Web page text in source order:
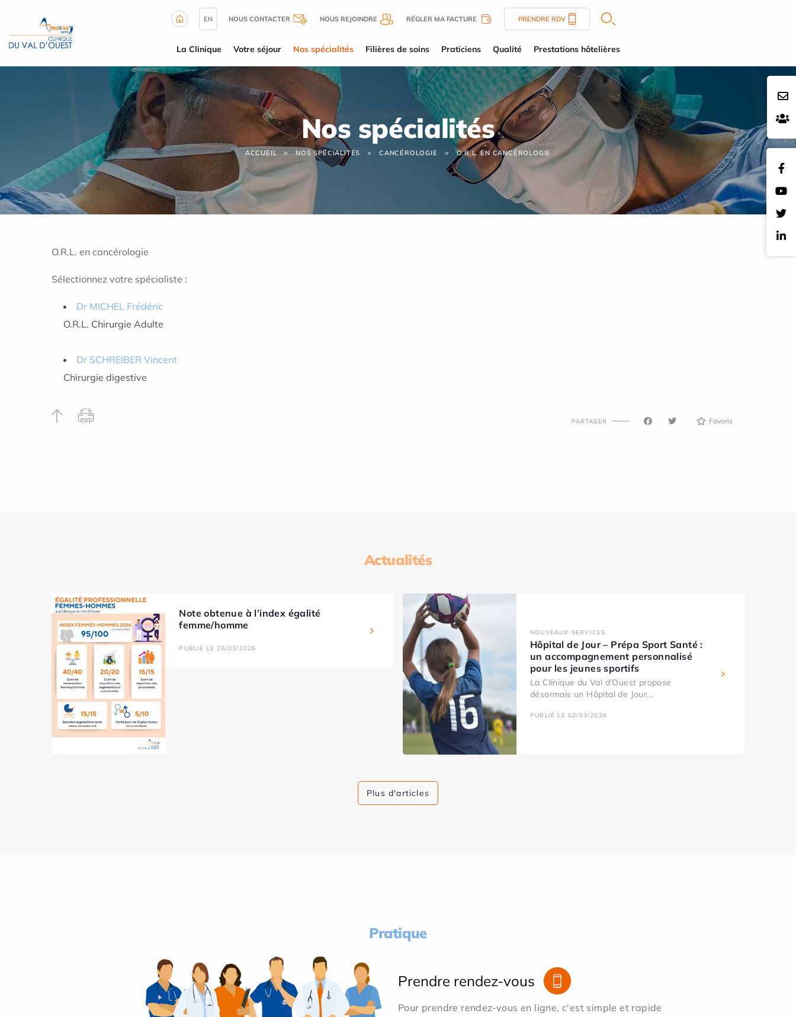
EN NOUS CONTACTER NOUS REJOINDRE RÉGLER MA FACTURE PRENDRE RDV
La Clinique Votre séjour Nos spécialités Filières de soins Praticiens Qualité Prestations hôtelières
Nos spécialités
ACCUEIL NOS SPÉCIALITÉS CANCÉROLOGIE O.R.L. EN CANCÉROLOGIE
O.R.L. en cancérologie
Sélectionnez votre spécialiste :
Dr MICHEL Frédéric
O.R.L. Chirurgie Adulte
Dr SCHREIBER Vincent
Chirurgie digestive
PARTAGER Favoris
Actualités
Note obtenue à l’index égalité
femme/homme
PUBLIÉ LE 26/03/2026
NOUVEAUX SERVICES
Hôpital de Jour – Prépa Sport Santé :
un accompagnement personnalisé
pour les jeunes sportifs
La Clinique du Val d’Ouest propose
désormais un Hôpital de Jour...
PUBLIÉ LE 02/03/2026
Plus d'articles
Pratique
Prendre rendez-vous
Pour prendre rendez-vous en ligne, c'est simple et rapide